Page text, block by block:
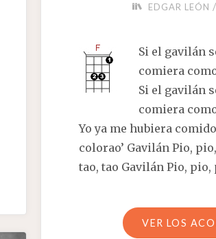
EDGAR LEÓN /
Si el gavilán
comiera
Si el gavilán
comiera
Yo ya me hubiera
colorao’ Gavilán Pio,
tao, tao Gavilán Pio,
VER LOS